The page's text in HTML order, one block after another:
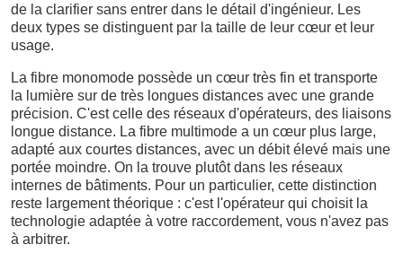
de la clarifier sans entrer dans le détail d'ingénieur. Les
deux types se distinguent par la taille de leur cœur et leur
usage.
La fibre monomode possède un cœur très fin et transporte
la lumière sur de très longues distances avec une grande
précision. C'est celle des réseaux d'opérateurs, des liaisons
longue distance. La fibre multimode a un cœur plus large,
adapté aux courtes distances, avec un débit élevé mais une
portée moindre. On la trouve plutôt dans les réseaux
internes de bâtiments. Pour un particulier, cette distinction
reste largement théorique : c'est l'opérateur qui choisit la
technologie adaptée à votre raccordement, vous n'avez pas
à arbitrer.